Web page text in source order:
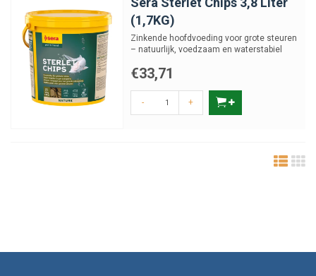
(1,7KG)
Zinkende hoofdvoeding voor grote steuren
– natuurlijk, voedzaam en waterstabiel
€33,71
- +